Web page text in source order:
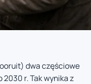
dwa częściowe
r. Tak wynika z